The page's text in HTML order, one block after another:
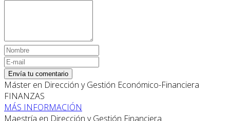
Envía tu comentario
Máster en Dirección y Gestión Económico-Financiera
FINANZAS
MÁS INFORMACIÓN
Maestría en Dirección y Gestión Financiera